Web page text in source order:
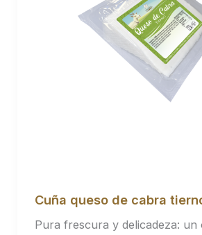
Cuña queso de cabra
Pura frescura y delicadeza: un